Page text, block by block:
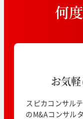
何度
お気
スピカコンサル
のM&Aコンサル